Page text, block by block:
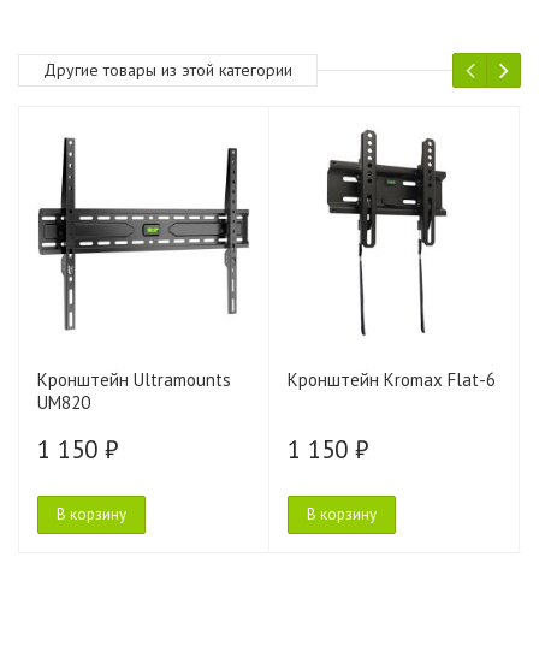
Другие товары из этой категории
Кронштейн Ultramounts
UM820
1 150 ₽
В корзину
Кронштейн Kromax Flat-6
1 150 ₽
В корзину